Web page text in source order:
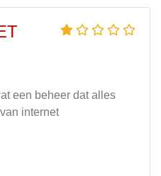
een beheer dat alles
internet